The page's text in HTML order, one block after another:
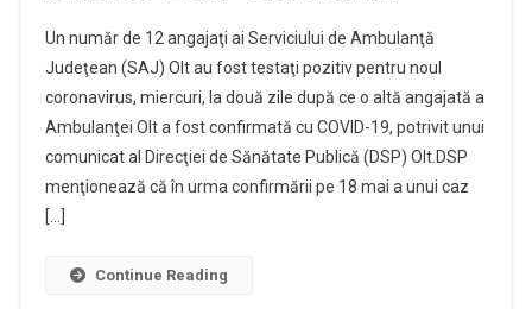
Angajaţi
Ai
Ambulanţei
Olt,
Testaţi
Pozitiv
Un număr de 12 angajaţi ai Serviciului de Ambulanţă
Judeţean (SAJ) Olt au fost testaţi pozitiv pentru noul
coronavirus, miercuri, la două zile după ce o altă angajată a
Ambulanţei Olt a fost confirmată cu COVID-19, potrivit unui
comunicat al Direcţiei de Sănătate Publică (DSP) Olt.DSP
menţionează că în urma confirmării pe 18 mai a unui caz
[…]
Continue Reading